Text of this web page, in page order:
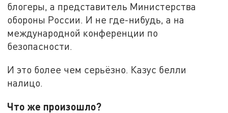
блогеры, а представитель Министерства
обороны России. И не где-нибудь, а на
международной конференции по
безопасности.
И это более чем серьёзно. Казус белли
налицо.
Что же произошло?